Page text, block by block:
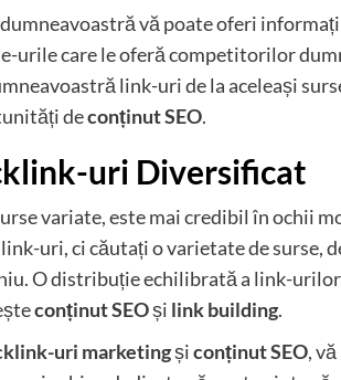
vă poate oferi
urile care le oferă competitorilor
link-uri de la aceleași
deconținut SEO.
uri Diversificat
variate, este mai credibil în ochii
uri, ci căutați o varietate de surse,
O distribuție echilibrată a link-
conținut SEOși link building.
uri marketingșiconținut SEO,